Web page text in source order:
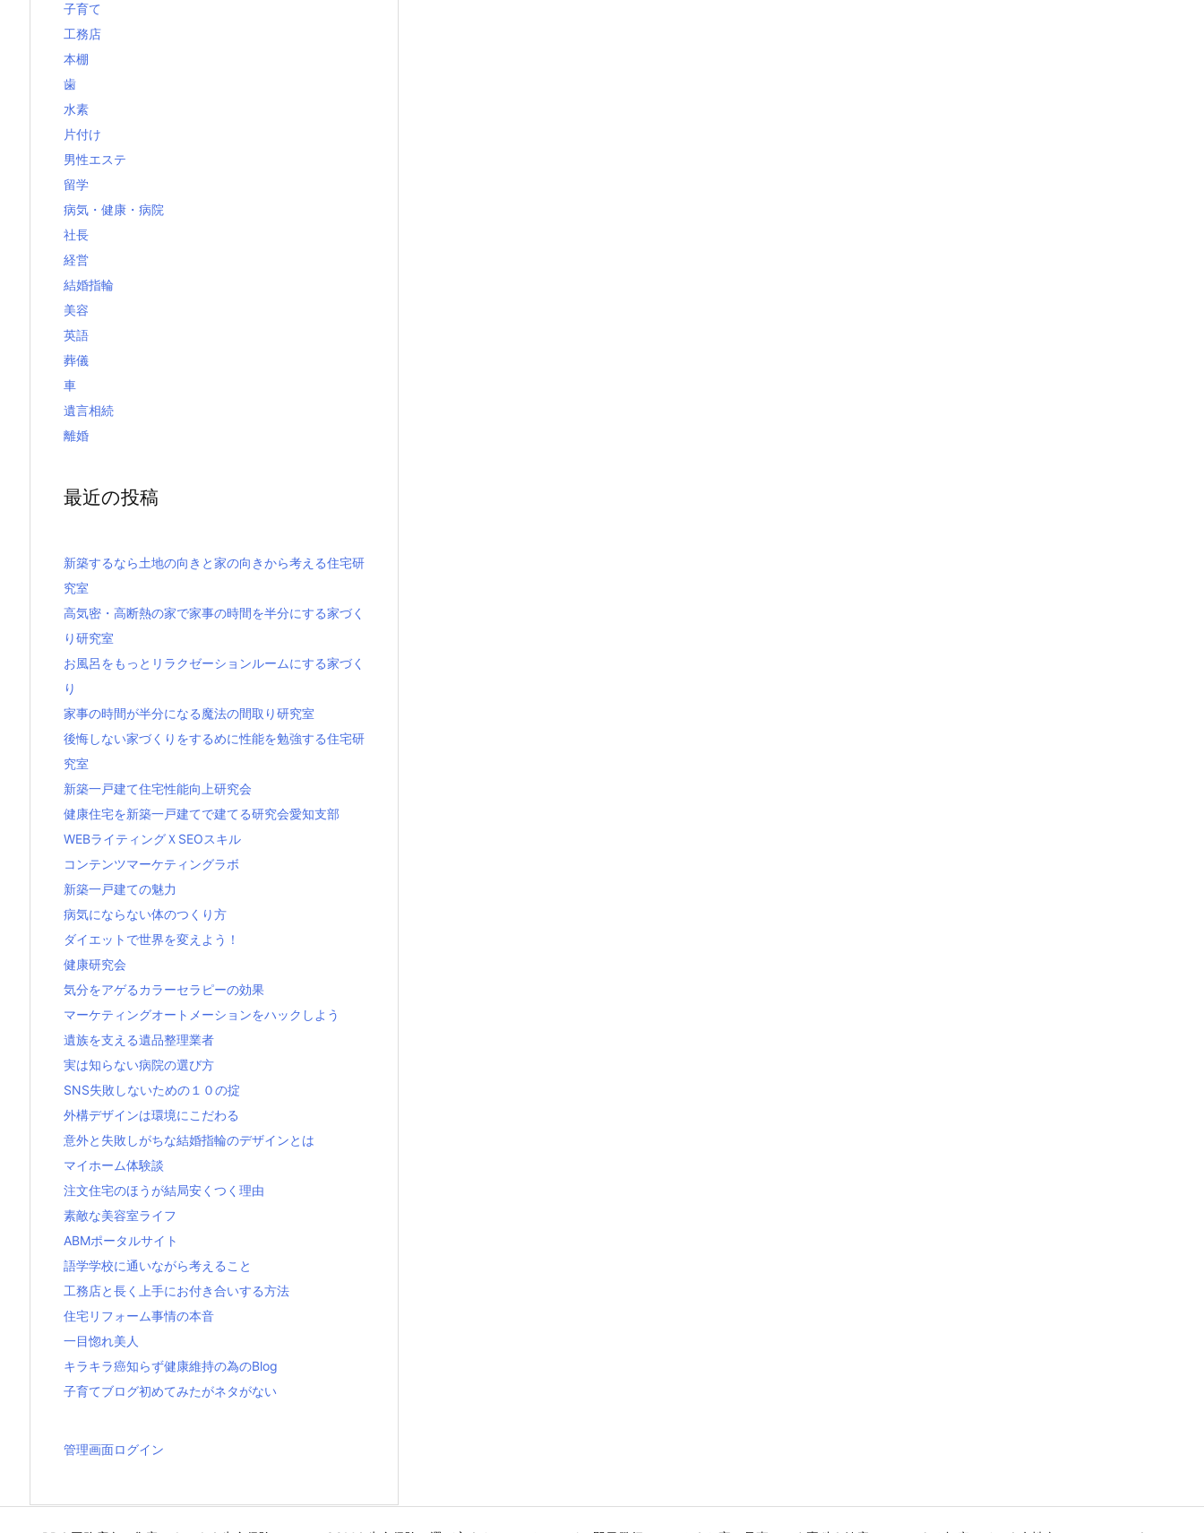
子育て
工務店
本棚
歯
水素
片付け
男性エステ
留学
病気・健康・病院
社長
経営
結婚指輪
美容
英語
葬儀
車
遺言相続
離婚
最近の投稿
新築するなら土地の向きと家の向きから考える住宅研
究室
高気密・高断熱の家で家事の時間を半分にする家づく
り研究室
お風呂をもっとリラクゼーションルームにする家づく
り
家事の時間が半分になる魔法の間取り研究室
後悔しない家づくりをするめに性能を勉強する住宅研
究室
新築一戸建て住宅性能向上研究会
健康住宅を新築一戸建てで建てる研究会愛知支部
WEBライティングＸSEOスキル
コンテンツマーケティングラボ
新築一戸建ての魅力
病気にならない体のつくり方
ダイエットで世界を変えよう！
健康研究会
気分をアゲるカラーセラピーの効果
マーケティングオートメーションをハックしよう
遺族を支える遺品整理業者
実は知らない病院の選び方
SNS失敗しないための１０の掟
外構デザインは環境にこだわる
意外と失敗しがちな結婚指輪のデザインとは
マイホーム体験談
注文住宅のほうが結局安くつく理由
素敵な美容室ライフ
ABMポータルサイト
語学学校に通いながら考えること
工務店と長く上手にお付き合いする方法
住宅リフォーム事情の本音
一目惚れ美人
キラキラ癌知らず健康維持の為のBlog
子育てブログ初めてみたがネタがない
管理画面ログイン